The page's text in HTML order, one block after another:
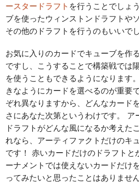
ースタードラフト を行うことでしょ
ブを使ったウィンストンドラフトや
その他のドラフトを行うのもいいでし
お気に入りのカードでキューブを作
ですし、こうすることで構築戦では
を使うこともできるようになります
きなようにカードを選べるのが重要
ぞれ異なりますから、どんなカード
さにあなた次第というわけです。 ア
ドラフトがどんな風になるか考えた
れなら、アーティファクトだけのキ
です！ 赤いカードだけのドラフトと
ーナメントでは使えないカードだけ
ってみたいと思ったことはありませ